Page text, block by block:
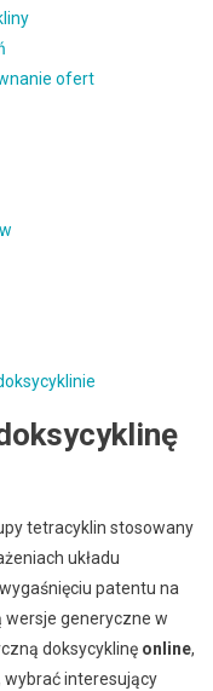
ofert
tetracyklin stosowany
układu
patentu na
wersje generyczne w
doksycyklinę online,
interesujący